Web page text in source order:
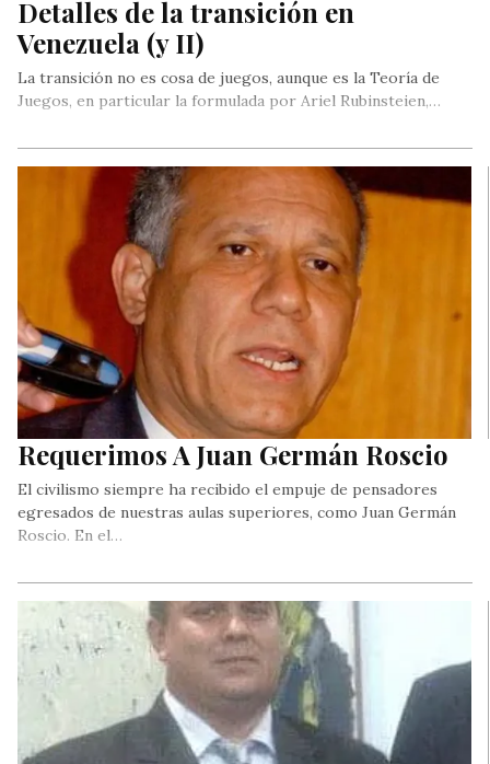
Detalles de la transición en
Venezuela (y II)
La transición no es cosa de juegos, aunque es la Teoría de
Juegos, en particular la formulada por Ariel Rubinsteien,…
Requerimos A Juan Germán Roscio
El civilismo siempre ha recibido el empuje de pensadores
egresados de nuestras aulas superiores, como Juan Germán
Roscio. En el…